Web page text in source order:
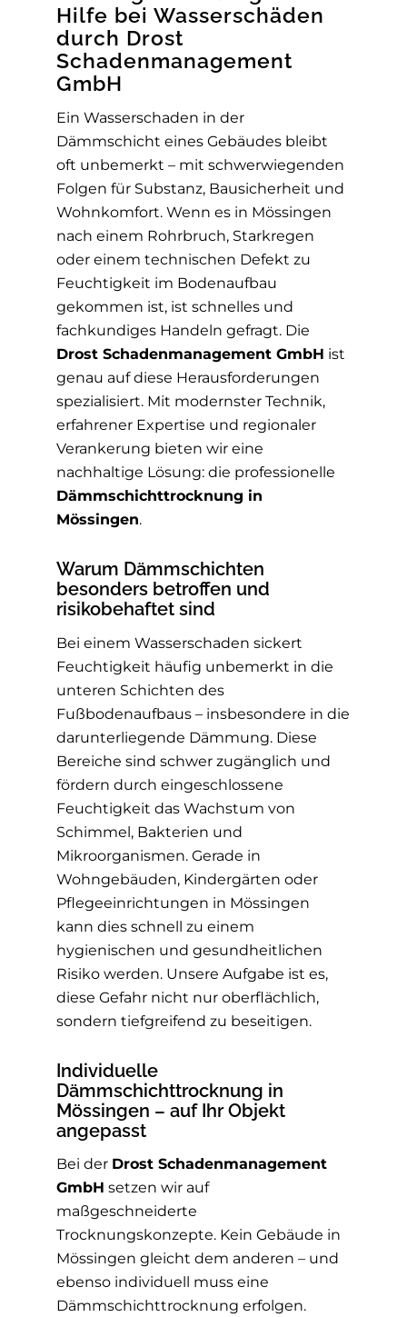
Hilfe bei Wasserschäden
durch Drost
Schadenmanagement
GmbH
Ein Wasserschaden in der
Dämmschicht eines Gebäudes bleibt
oft unbemerkt – mit schwerwiegenden
Folgen für Substanz, Bausicherheit und
Wohnkomfort. Wenn es in Mössingen
nach einem Rohrbruch, Starkregen
oder einem technischen Defekt zu
Feuchtigkeit im Bodenaufbau
gekommen ist, ist schnelles und
fachkundiges Handeln gefragt. Die
Drost Schadenmanagement GmbH ist
genau auf diese Herausforderungen
spezialisiert. Mit modernster Technik,
erfahrener Expertise und regionaler
Verankerung bieten wir eine
nachhaltige Lösung: die professionelle
Dämmschichttrocknung in
Mössingen.
Warum Dämmschichten
besonders betroffen und
risikobehaftet sind
Bei einem Wasserschaden sickert
Feuchtigkeit häufig unbemerkt in die
unteren Schichten des
Fußbodenaufbaus – insbesondere in die
darunterliegende Dämmung. Diese
Bereiche sind schwer zugänglich und
fördern durch eingeschlossene
Feuchtigkeit das Wachstum von
Schimmel, Bakterien und
Mikroorganismen. Gerade in
Wohngebäuden, Kindergärten oder
Pflegeeinrichtungen in Mössingen
kann dies schnell zu einem
hygienischen und gesundheitlichen
Risiko werden. Unsere Aufgabe ist es,
diese Gefahr nicht nur oberflächlich,
sondern tiefgreifend zu beseitigen.
Individuelle
Dämmschichttrocknung in
Mössingen – auf Ihr Objekt
angepasst
Bei der Drost Schadenmanagement
GmbH setzen wir auf
maßgeschneiderte
Trocknungskonzepte. Kein Gebäude in
Mössingen gleicht dem anderen – und
ebenso individuell muss eine
Dämmschichttrocknung erfolgen.